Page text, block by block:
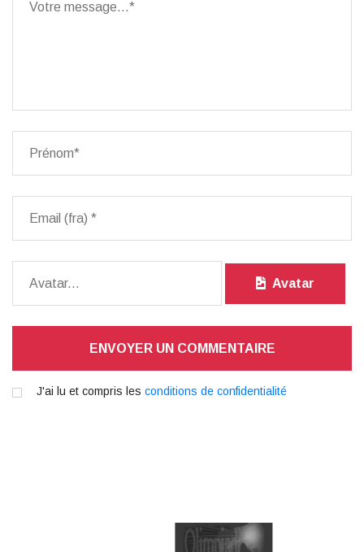
Avatar
ENVOYER UN COMMENTAIRE
J'ai lu et compris les conditions de confidentialité